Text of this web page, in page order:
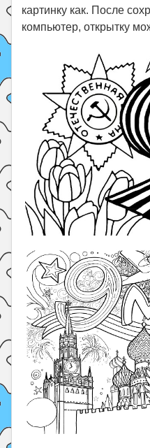
картинку как. После
компьютер, открытку